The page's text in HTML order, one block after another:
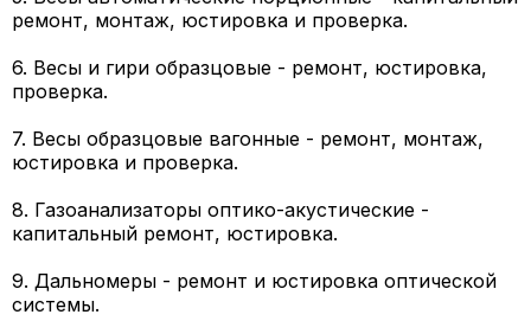
ремонт, монтаж, юстировка и проверка.
6. Весы и гири образцовые - ремонт, юстировка,
проверка.
7. Весы образцовые вагонные - ремонт, монтаж,
юстировка и проверка.
8. Газоанализаторы оптико-акустические -
капитальный ремонт, юстировка.
9. Дальномеры - ремонт и юстировка оптической
системы.